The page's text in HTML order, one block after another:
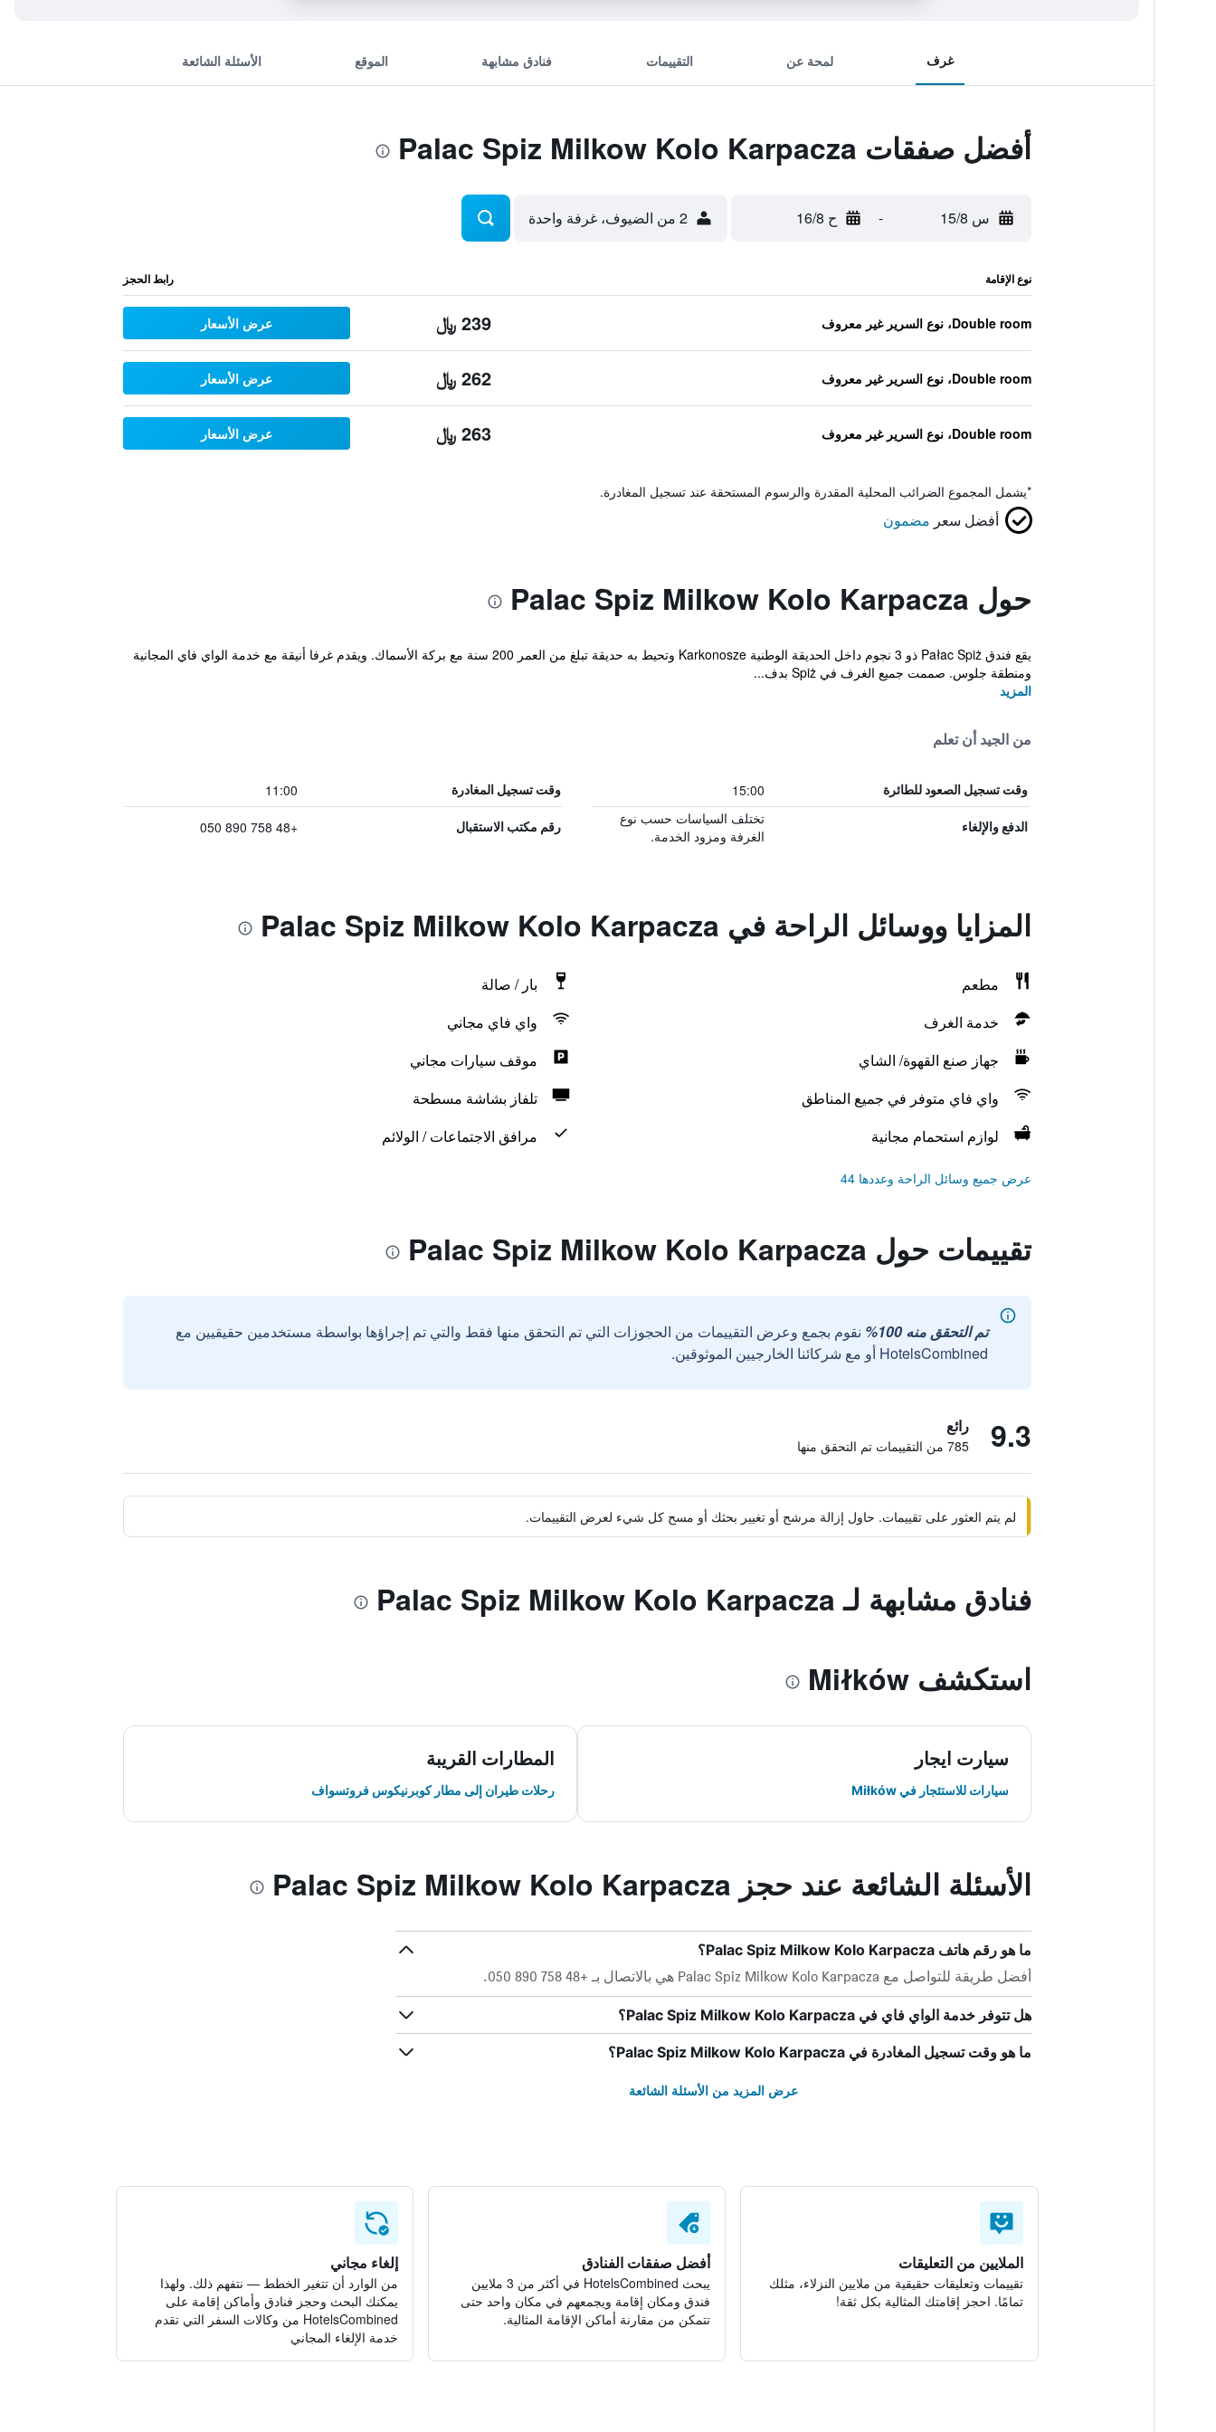
غرف لمحة عن التقييمات فنادق مشابهة الموقع الأسئلة الشائعة
أفضل صفقات Palac Spiz Milkow Kolo Karpacza
س 15/8 - ح 16/8 2 من الضيوف، غرفة واحدة
نوع الإقامة رابط الحجز
Double room، نوع السرير غير معروف 239 ﷼ عرض الأسعار
Double room، نوع السرير غير معروف 262 ﷼ عرض الأسعار
Double room، نوع السرير غير معروف 263 ﷼ عرض الأسعار
*يشمل المجموع الضرائب المحلية المقدرة والرسوم المستحقة عند تسجيل المغادرة.
أفضل سعر مضمون
حول Palac Spiz Milkow Kolo Karpacza
يقع فندق Pałac Spiż ذو 3 نجوم داخل الحديقة الوطنية Karkonosze وتحيط به حديقة تبلغ من العمر 200 سنة مع بركة الأسماك. ويقدم غرفا أنيقة مع خدمة الواي فاي المجانية
ومنطقة جلوس. صممت جميع الغرف في Spiż بدف...
المزيد
من الجيد أن تعلم
وقت تسجيل الصعود للطائرة 15:00 وقت تسجيل المغادرة 11:00
الدفع والإلغاء
تختلف السياسات حسب نوع
الغرفة ومزود الخدمة.
رقم مكتب الاستقبال +48 758 890 050
المزايا ووسائل الراحة في Palac Spiz Milkow Kolo Karpacza
مطعم
بار / صالة
خدمة الغرف
واي فاي مجاني
جهاز صنع القهوة/ الشاي
موقف سيارات مجاني
واي فاي متوفر في جميع المناطق
تلفاز بشاشة مسطحة
لوازم استحمام مجانية
مرافق الاجتماعات / الولائم
عرض جميع وسائل الراحة وعددها 44
تقييمات حول Palac Spiz Milkow Kolo Karpacza
تم التحقق منه 100%
نقوم بجمع وعرض التقييمات من الحجوزات التي تم التحقق منها فقط والتي تم إجراؤها بواسطة مستخدمين حقيقيين مع
HotelsCombined أو مع شركائنا الخارجيين الموثوقين.
9.3 رائع
785 من التقييمات تم التحقق منها
لم يتم العثور على تقييمات. حاول إزالة مرشح أو تغيير بحثك أو مسح كل شيء لعرض التقييمات.
فنادق مشابهة لـ Palac Spiz Milkow Kolo Karpacza
استكشف Miłków
سيارت ايجار
سيارات للاستئجار في Miłków
المطارات القريبة
رحلات طيران إلى مطار كوبرنيكوس فروتسواف
الأسئلة الشائعة عند حجز Palac Spiz Milkow Kolo Karpacza
ما هو رقم هاتف Palac Spiz Milkow Kolo Karpacza؟
أفضل طريقة للتواصل مع Palac Spiz Milkow Kolo Karpacza هي بالاتصال بـ +48 758 890 050.
هل تتوفر خدمة الواي فاي في Palac Spiz Milkow Kolo Karpacza؟
ما هو وقت تسجيل المغادرة في Palac Spiz Milkow Kolo Karpacza؟
عرض المزيد من الأسئلة الشائعة
الملايين من التعليقات
تقييمات وتعليقات حقيقية من ملايين النزلاء، مثلك
تمامًا. احجز إقامتك المثالية بكل ثقة!
أفضل صفقات الفنادق
يبحث HotelsCombined في أكثر من 3 ملايين
فندق ومكان إقامة ويجمعهم في مكان واحد حتى
تتمكن من مقارنة أماكن الإقامة المثالية.
إلغاء مجاني
من الوارد أن تتغير الخطط — نتفهم ذلك. ولهذا
يمكنك البحث وحجز فنادق وأماكن إقامة على
HotelsCombined من وكالات السفر التي تقدم
خدمة الإلغاء المجاني